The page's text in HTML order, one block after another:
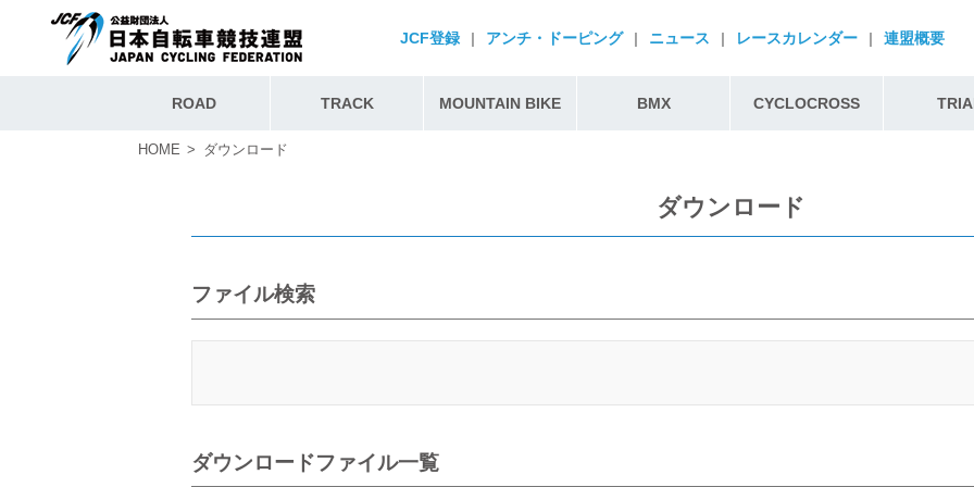
JCF登録 | アンチ・ドーピング | ニュース | レースカレンダー | 連盟概要
ROAD TRACK MOUNTAIN BIKE BMX CYCLOCROSS
HOME ダウンロード
ダウンロード
ファイル検索
ダウンロードファイル一覧